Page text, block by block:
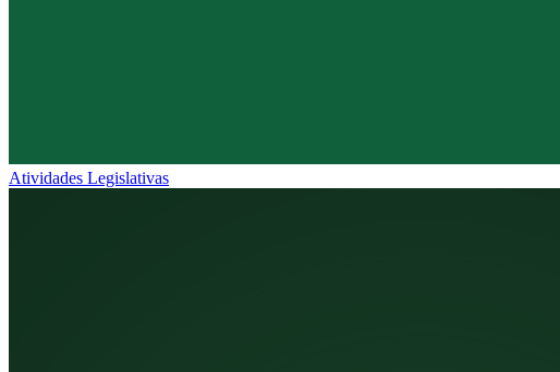
Atividades Legislativas